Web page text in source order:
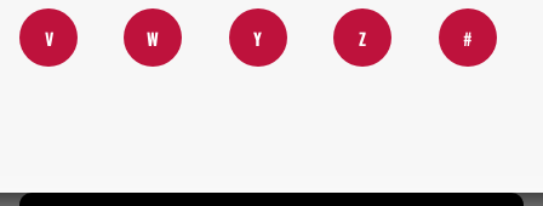
V W Y Z #